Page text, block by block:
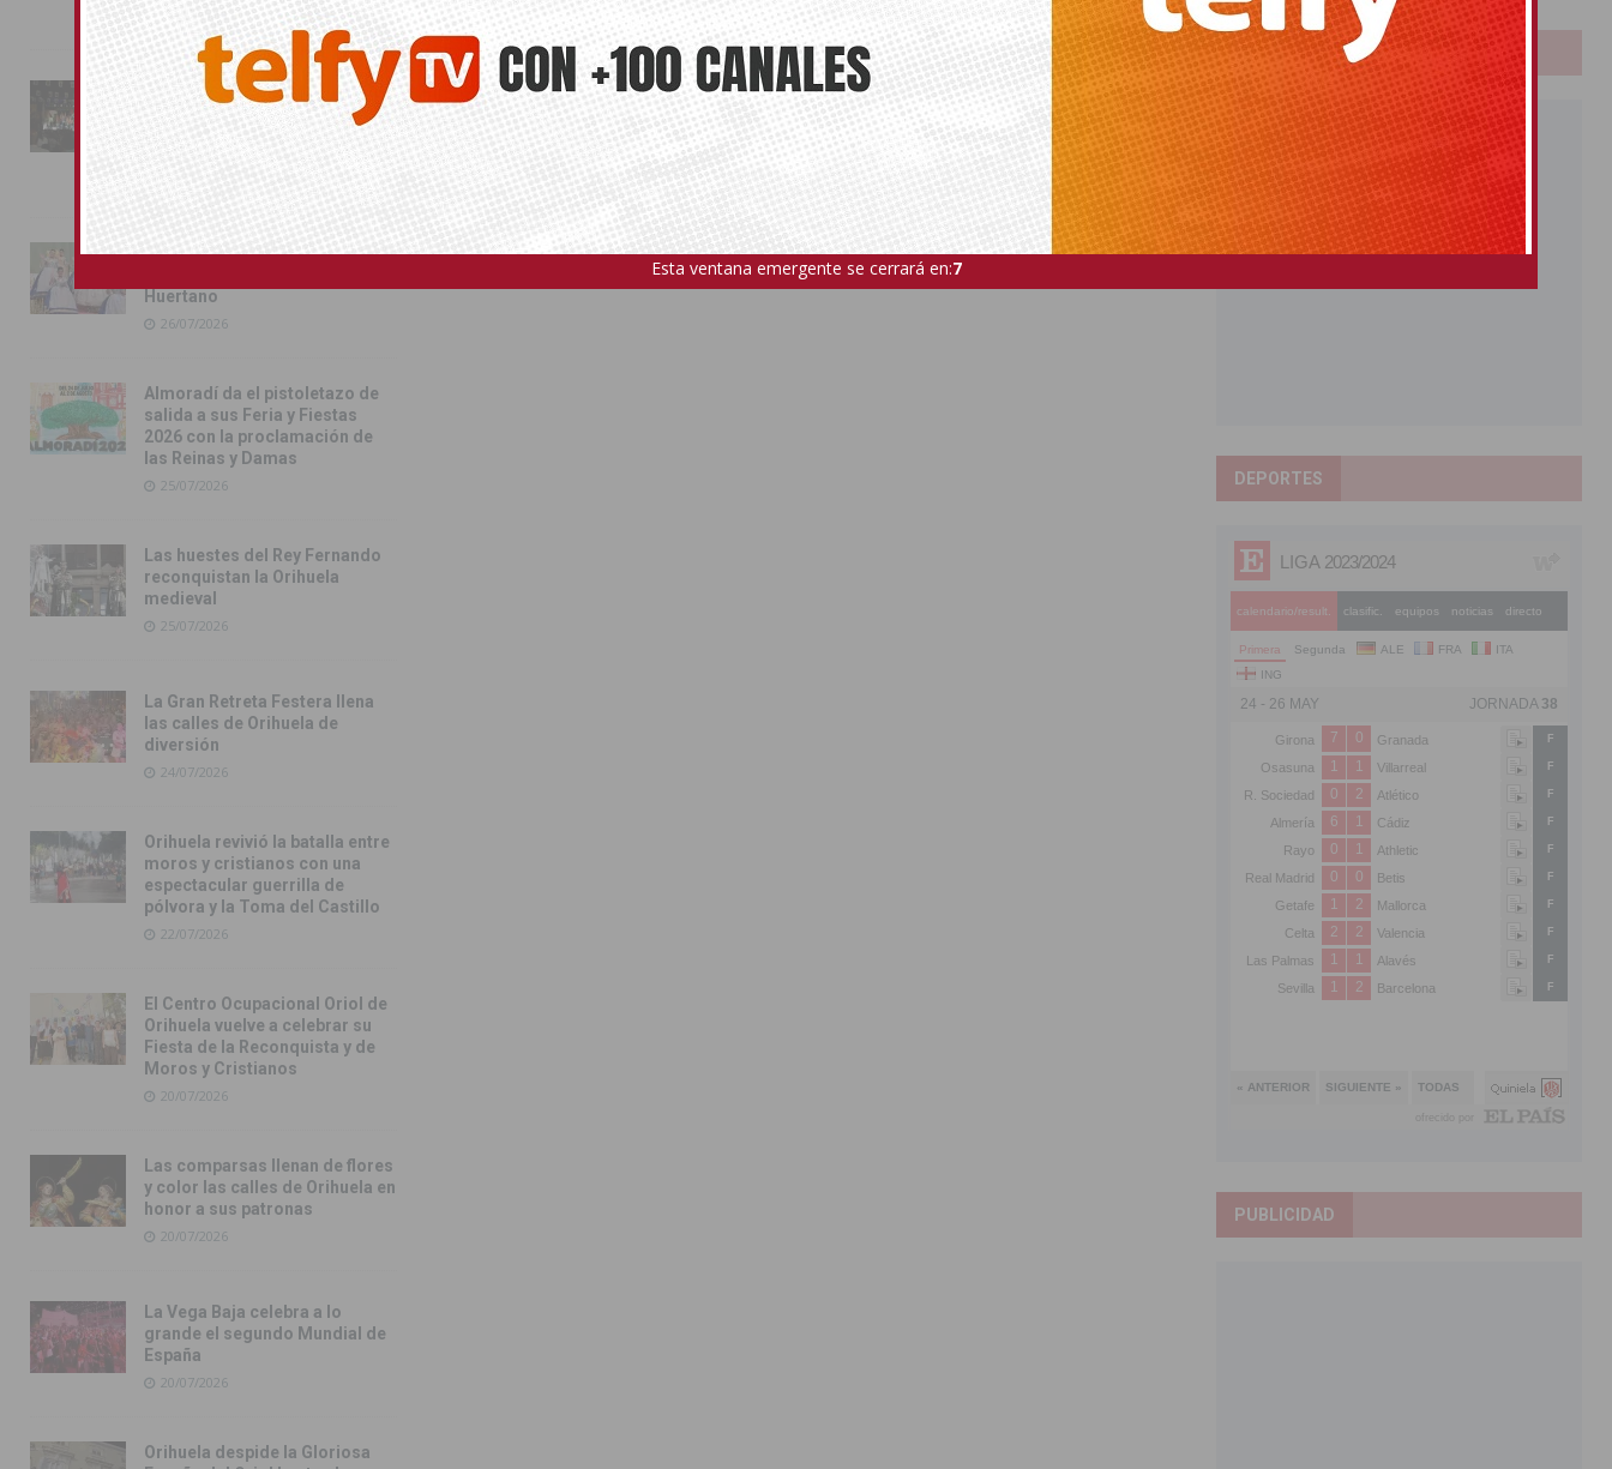
31/07/2026
Pilar de la Horadada
conmemora con emoción el
40º aniversario de su
independencia como municipio
31/07/2026
Almoradí presume de raíces
Huertano
26/07/2026
Almoradí da el pistoletazo de
salida a sus Feria y Fiestas
2026 con la proclamación de
las Reinas y Damas
25/07/2026
Las huestes del Rey Fernando
reconquistan la Orihuela
medieval
25/07/2026
La Gran Retreta Festera llena
las calles de Orihuela de
diversión
24/07/2026
Orihuela revivió la batalla entre
moros y cristianos con una
espectacular guerrilla de
pólvora y la Toma del Castillo
22/07/2026
El Centro Ocupacional Oriol de
Orihuela vuelve a celebrar su
Fiesta de la Reconquista y de
Moros y Cristianos
20/07/2026
Las comparsas llenan de flores
y color las calles de Orihuela en
honor a sus patronas
20/07/2026
La Vega Baja celebra a lo
grande el segundo Mundial de
España
20/07/2026
Orihuela despide la Gloriosa
PUBLICIDAD
DEPORTES
PUBLICIDAD
Esta ventana emergente se cerrará en:5